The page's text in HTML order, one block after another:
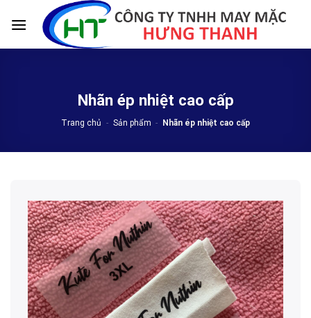
Nhãn ép nhiệt cao cấp
Trang chủ - Sản phẩm - Nhãn ép nhiệt cao cấp